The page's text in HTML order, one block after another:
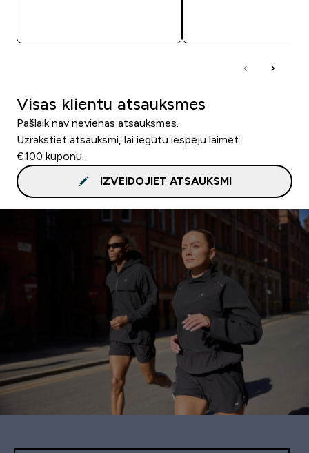
Visas klientu atsauksmes
Pašlaik nav nevienas atsauksmes.
Uzrakstiet atsauksmi, lai iegūtu iespēju laimēt
€100 kuponu.
IZVEIDOJIET ATSAUKSMI